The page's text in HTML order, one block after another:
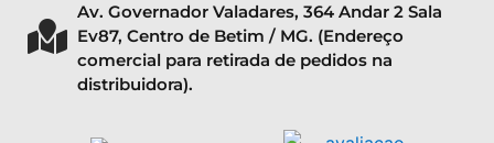
Av. Governador Valadares, 364 Andar 2 Sala
Ev87, Centro de Betim / MG. (Endereço
comercial para retirada de pedidos na
distribuidora).